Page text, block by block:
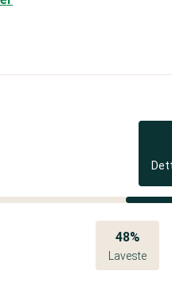
48%
Laveste